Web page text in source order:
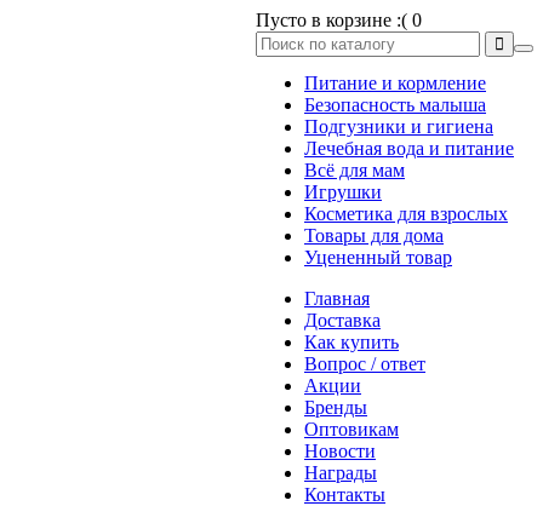
Пусто в корзине :( 0
Питание и кормление
Безопасность малыша
Подгузники и гигиена
Лечебная вода и питание
Всё для мам
Игрушки
Косметика для взрослых
Товары для дома
Уцененный товар
Главная
Доставка
Как купить
Вопрос / ответ
Акции
Бренды
Оптовикам
Новости
Награды
Контакты